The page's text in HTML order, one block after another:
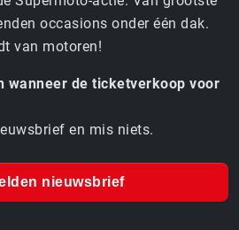
occasions onder één dak.
van motoren!
wanneer de ticketverkoop voor
en mis niets.
nieuwsbrief